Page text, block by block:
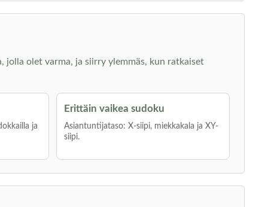
jolla olet varma, ja siirry ylemmäs, kun ratkaiset
ja
Erittäin vaikea sudoku
Asiantuntijataso: X-siipi, miekkakala ja XY-
siipi.